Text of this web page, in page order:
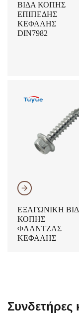
ΒΊΔΑ ΚΟΠΉΣ
ΕΠΊΠΕΔΗΣ
ΚΕΦΑΛΉΣ
DIN7982
𐃔
ΕΞΑΓΩΝΙΚΉ
ΚΟΠΉΣ
ΦΛΆΝΤΖΑΣ
ΚΕΦΑΛΉΣ
Συνδετήρες